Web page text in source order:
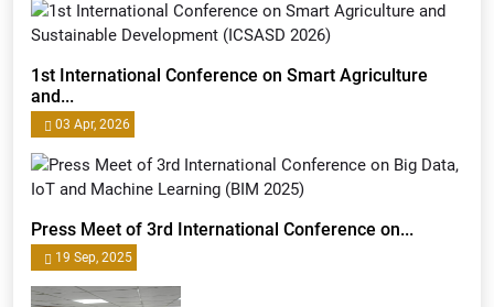
1st International Conference on Smart Agriculture
and...
03 Apr, 2026
Press Meet of 3rd International Conference on...
19 Sep, 2025